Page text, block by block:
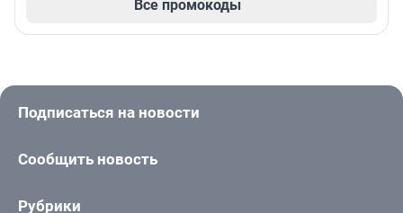
Все промокоды
Подписаться на новости
Сообщить новость
Рубрики